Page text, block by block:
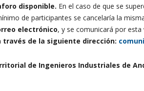
disponible. En el caso de que se
de participantes se cancelaría la
electrónico, y se comunicará por
de la siguiente dirección:
de Ingenieros Industriales de